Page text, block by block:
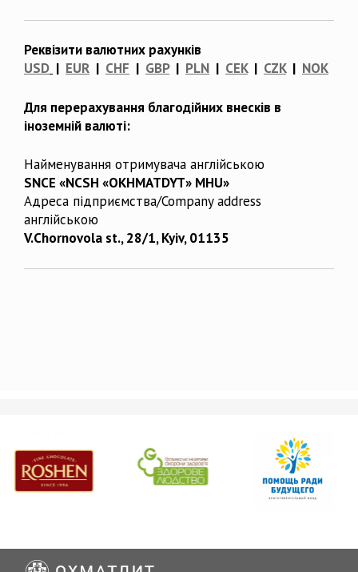
Реквізити валютних рахунків
USD | EUR | CHF | GBP| PLN | CEK| CZK| NOK
Для перерахування благодійних внесків в
іноземній валюті:
Найменування отримувача англійською
SNCE «NCSH «OKHMATDYT» MHU»
Адреса підприємства/Company address
англійською
V.Chornovola st., 28/1, Kyiv, 01135